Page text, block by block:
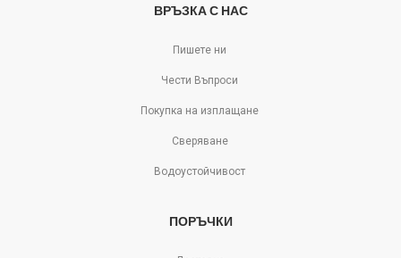
ВРЪЗКА С НАС
Пишете ни
Чести Въпроси
Покупка на изплащане
Сверяване
Водоустойчивост
ПОРЪЧКИ